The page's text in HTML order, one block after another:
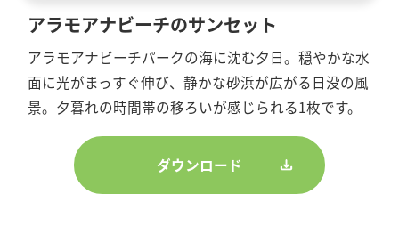
アラモアナビーチのサンセット
アラモアナビーチパークの海に沈む夕日。穏やかな水
面に光がまっすぐ伸び、静かな砂浜が広がる日没の風
景。夕暮れの時間帯の移ろいが感じられる1枚です。
ダウンロード